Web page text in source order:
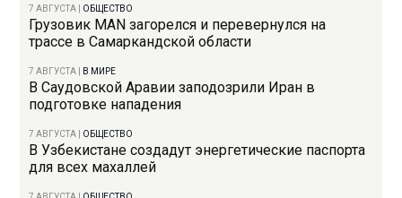
7 АВГУСТА ОБЩЕСТВО
Грузовик MAN загорелся и перевернулся на
трассе в Самаркандской области
7 АВГУСТА В МИРЕ
В Саудовской Аравии заподозрили Иран в
подготовке нападения
7 АВГУСТА ОБЩЕСТВО
В Узбекистане создадут энергетические паспорта
для всех махаллей